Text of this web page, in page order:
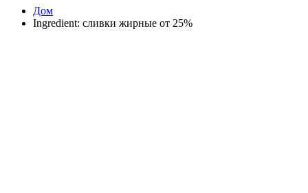
Дом
Ingredient: сливки жирные от 25%